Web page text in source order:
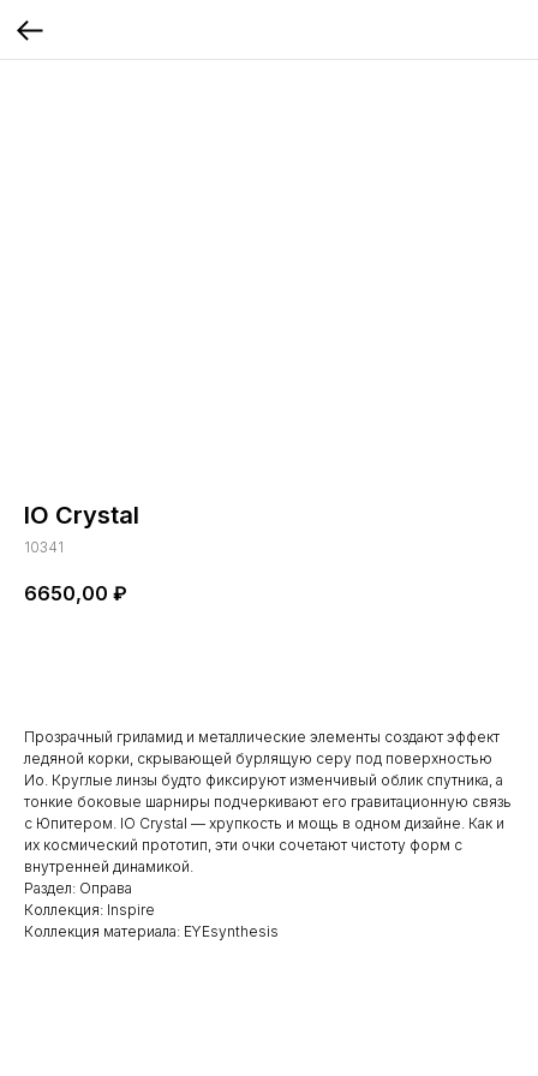
IO Crystal
10341
6650,00 ₽
Прозрачный гриламид и металлические элементы создают эффект
ледяной корки, скрывающей бурлящую серу под поверхностью
Ио. Круглые линзы будто фиксируют изменчивый облик спутника, а
тонкие боковые шарниры подчеркивают его гравитационную связь
с Юпитером. IO Crystal — хрупкость и мощь в одном дизайне. Как и
их космический прототип, эти очки сочетают чистоту форм с
внутренней динамикой.
Раздел: Оправа
Коллекция: Inspire
Коллекция материала: EYEsynthesis